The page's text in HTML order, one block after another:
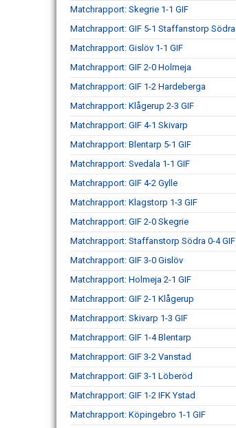
Matchrapport: Skegrie 1-1 GIF
Matchrapport: GIF 5-1 Staffanstorp Södra
Matchrapport: Gislöv 1-1 GIF
Matchrapport: GIF 2-0 Holmeja
Matchrapport: GIF 1-2 Hardeberga
Matchrapport: Klågerup 2-3 GIF
Matchrapport: GIF 4-1 Skivarp
Matchrapport: Blentarp 5-1 GIF
Matchrapport: Svedala 1-1 GIF
Matchrapport: GIF 4-2 Gylle
Matchrapport: Klagstorp 1-3 GIF
Matchrapport: GIF 2-0 Skegrie
Matchrapport: Staffanstorp Södra 0-4 GIF
Matchrapport: GIF 3-0 Gislöv
Matchrapport: Holmeja 2-1 GIF
Matchrapport: GIF 2-1 Klågerup
Matchrapport: Skivarp 1-3 GIF
Matchrapport: GIF 1-4 Blentarp
Matchrapport: GIF 3-2 Vanstad
Matchrapport: GIF 3-1 Löberöd
Matchrapport: GIF 1-2 IFK Ystad
Matchrapport: Köpingebro 1-1 GIF